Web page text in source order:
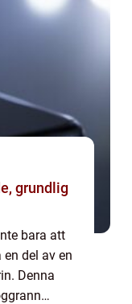
grundlig
bara att
del av en
Denna